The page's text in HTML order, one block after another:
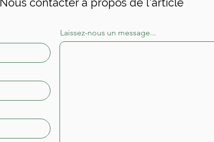
Laissez-nous un message...